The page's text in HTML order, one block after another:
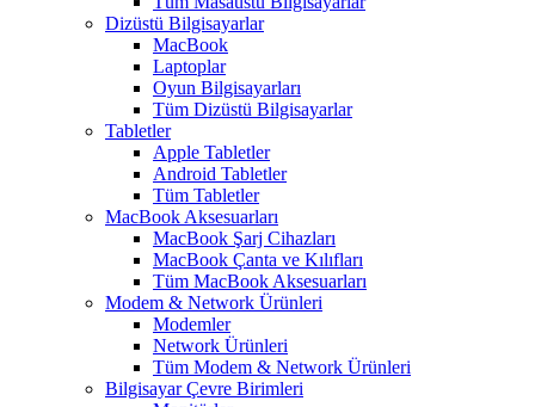
Dizüstü Bilgisayarlar
MacBook
Laptoplar
Oyun Bilgisayarları
Tüm Dizüstü Bilgisayarlar
Tabletler
Apple Tabletler
Android Tabletler
Tüm Tabletler
MacBook Aksesuarları
MacBook Şarj Cihazları
MacBook Çanta ve Kılıfları
Tüm MacBook Aksesuarları
Modem & Network Ürünleri
Modemler
Network Ürünleri
Tüm Modem & Network Ürünleri
Bilgisayar Çevre Birimleri